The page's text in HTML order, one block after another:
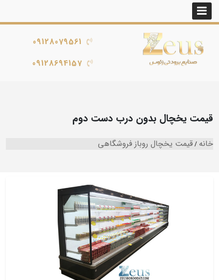
09128079561
09128694157
قیمت یخچال بدون درب دست دوم
خانه قیمت یخچال روباز فروشگاهی